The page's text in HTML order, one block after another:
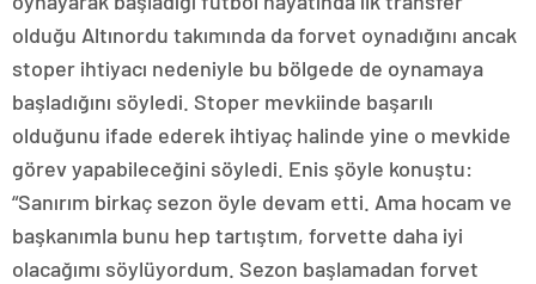
olduğu Altınordu takımında da forvet oynadığını ancak
stoper ihtiyacı nedeniyle bu bölgede de oynamaya
başladığını söyledi. Stoper mevkiinde başarılı
olduğunu ifade ederek ihtiyaç halinde yine o mevkide
görev yapabileceğini söyledi. Enis şöyle konuştu:
“Sanırım birkaç sezon öyle devam etti. Ama hocam ve
başkanımla bunu hep tartıştım, forvette daha iyi
olacağımı söylüyordum. Sezon başlamadan forvet